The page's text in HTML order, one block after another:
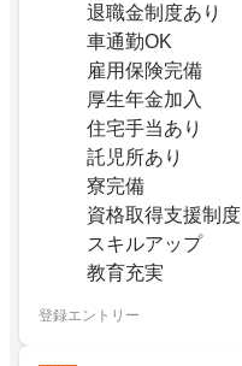
退職金制度あり
車通勤OK
雇用保険完備
厚生年金加入
住宅手当あり
託児所あり
寮完備
資格取得支援制度
スキルアップ
教育充実
登録エントリー